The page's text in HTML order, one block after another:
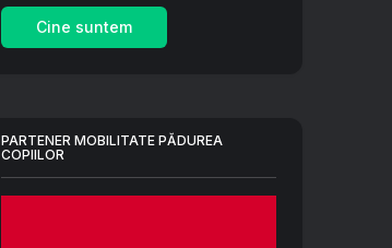
Cine suntem
PARTENER MOBILITATE PĂDUREA
COPIILOR